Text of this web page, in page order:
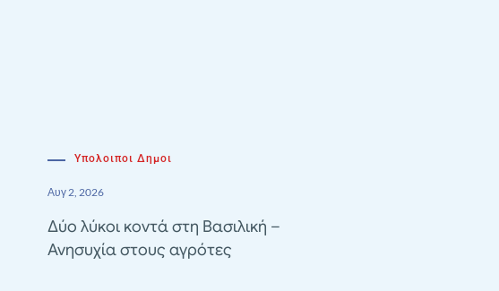
Υπολοιποι Δημοι
Αυγ 2, 2026
Δύο λύκοι κοντά στη Βασιλική –
Ανησυχία στους αγρότες